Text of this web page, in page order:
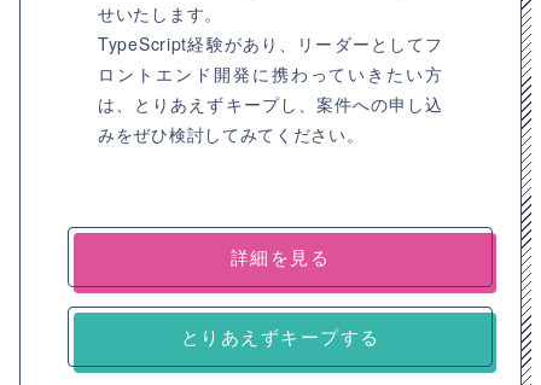
せいたします。
TypeScript経験があり、リーダーとしてフ
ロントエンド開発に携わっていきたい方
は、とりあえずキープし、案件への申し込
みをぜひ検討してみてください。
詳細を見る
とりあえずキープする